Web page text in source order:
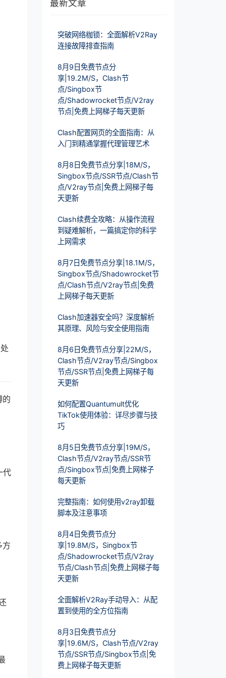
的
代
方
最新文章
突破网络枷锁：全面解析V2Ray
连接故障排查指南
8月9日免费节点分
享|19.2M/S，Clash节
点/Singbox节
点/Shadowrocket节点/V2ray
节点|免费上网梯子每天更新
Clash配置网页的全面指南：从
入门到精通掌握代理管理艺术
8月8日免费节点分享|18M/S，
Singbox节点/SSR节点/Clash节
点/V2ray节点|免费上网梯子每
天更新
Clash续费全攻略：从操作流程
到疑难解析，一篇搞定你的科学
上网需求
8月7日免费节点分享|18.1M/S，
Singbox节点/Shadowrocket节
点/Clash节点/V2ray节点|免费
上网梯子每天更新
Clash加速器安全吗？深度解析
其原理、风险与安全使用指南
8月6日免费节点分享|22M/S，
Clash节点/V2ray节点/Singbox
节点/SSR节点|免费上网梯子每
天更新
如何配置Quantumult优化
TikTok使用体验：详尽步骤与技
巧
8月5日免费节点分享|19M/S，
Clash节点/V2ray节点/SSR节
点/Singbox节点|免费上网梯子
每天更新
完整指南：如何使用v2ray卸载
脚本及注意事项
8月4日免费节点分
享|19.8M/S，Singbox节
点/Shadowrocket节点/V2ray
节点/Clash节点|免费上网梯子每
天更新
全面解析V2Ray手动导入：从配
置到使用的全方位指南
8月3日免费节点分
享|19.6M/S，Clash节点/V2ray
节点/SSR节点/Singbox节点|免
费上网梯子每天更新